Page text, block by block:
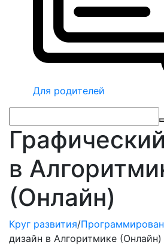
Для родителей
в
(Онлайн)
Круг развития/
дизайн в Алгоритмике (Онлайн)